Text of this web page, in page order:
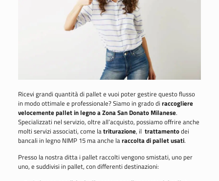
Ricevi grandi quantità di pallet e vuoi poter gestire questo flusso
in modo ottimale e professionale? Siamo in grado di raccogliere
velocemente pallet in legno a Zona San Donato Milanese.
Specializzati nel servizio, oltre all’acquisto, possiamo offrire anche
molti servizi associati, come latriturazione, il trattamentodei
bancali in legno NIMP 15 ma anche laraccolta di pallet usati.
Presso la nostra ditta i pallet raccolti vengono smistati, uno per
uno, e suddivisi in pallet, con differenti destinazioni: